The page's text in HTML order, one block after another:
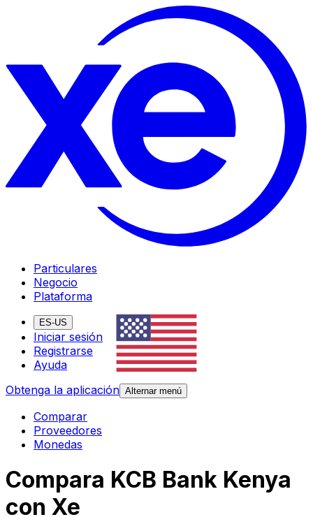
Particulares
Negocio
Plataforma
ES-US
Iniciar sesión
Registrarse
Ayuda
Obtenga la aplicación Alternar menú
Comparar
Proveedores
Monedas
Compara KCB Bank Kenya
con Xe